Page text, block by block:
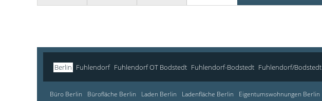
Berlin Fuhlendorf Fuhlendorf OT Bodstedt Fuhlendorf-Bodstedt Fuhlendorf/Bodstedt
Büro Berlin Bürofläche Berlin Laden Berlin Ladenfläche Berlin Eigentumswohnungen Berlin